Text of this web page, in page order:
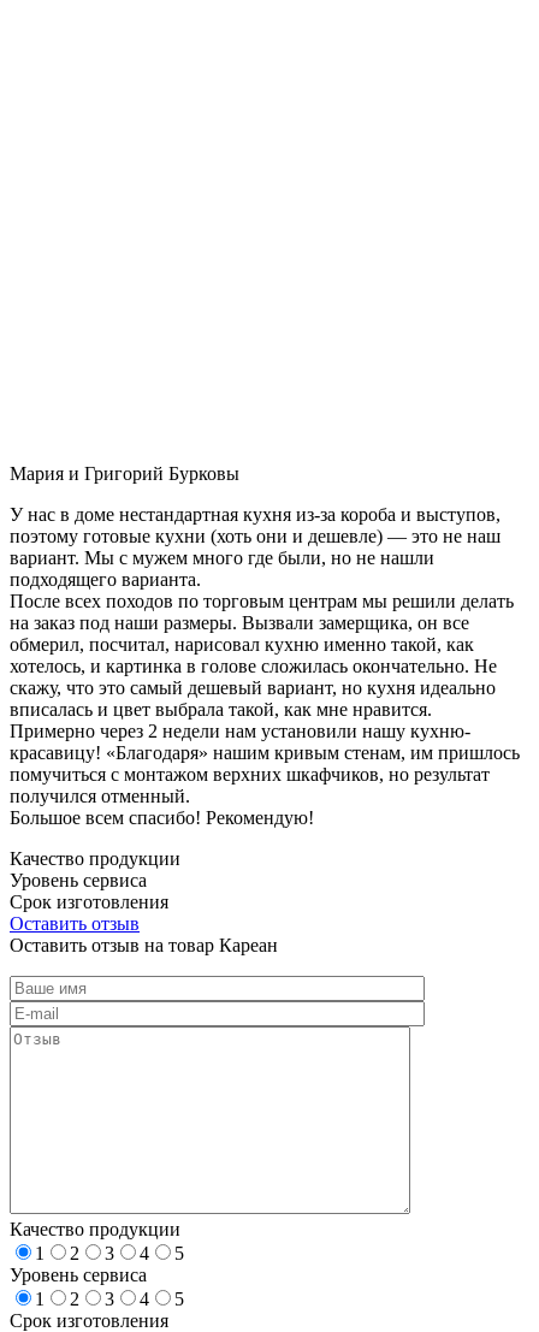
Мария и Григорий Бурковы
У нас в доме нестандартная кухня из-за короба и выступов,
поэтому готовые кухни (хоть они и дешевле) — это не наш
вариант. Мы с мужем много где были, но не нашли
подходящего варианта.
После всех походов по торговым центрам мы решили делать
на заказ под наши размеры. Вызвали замерщика, он все
обмерил, посчитал, нарисовал кухню именно такой, как
хотелось, и картинка в голове сложилась окончательно. Не
скажу, что это самый дешевый вариант, но кухня идеально
вписалась и цвет выбрала такой, как мне нравится.
Примерно через 2 недели нам установили нашу кухню-
красавицу! «Благодаря» нашим кривым стенам, им пришлось
помучиться с монтажом верхних шкафчиков, но результат
получился отменный.
Большое всем спасибо! Рекомендую!
Качество продукции
Уровень сервиса
Срок изготовления
Оставить отзыв
Оставить отзыв на товар Кареан
Качество продукции
1
2 3 4
5
Уровень сервиса
1
2 3 4
5
Срок изготовления